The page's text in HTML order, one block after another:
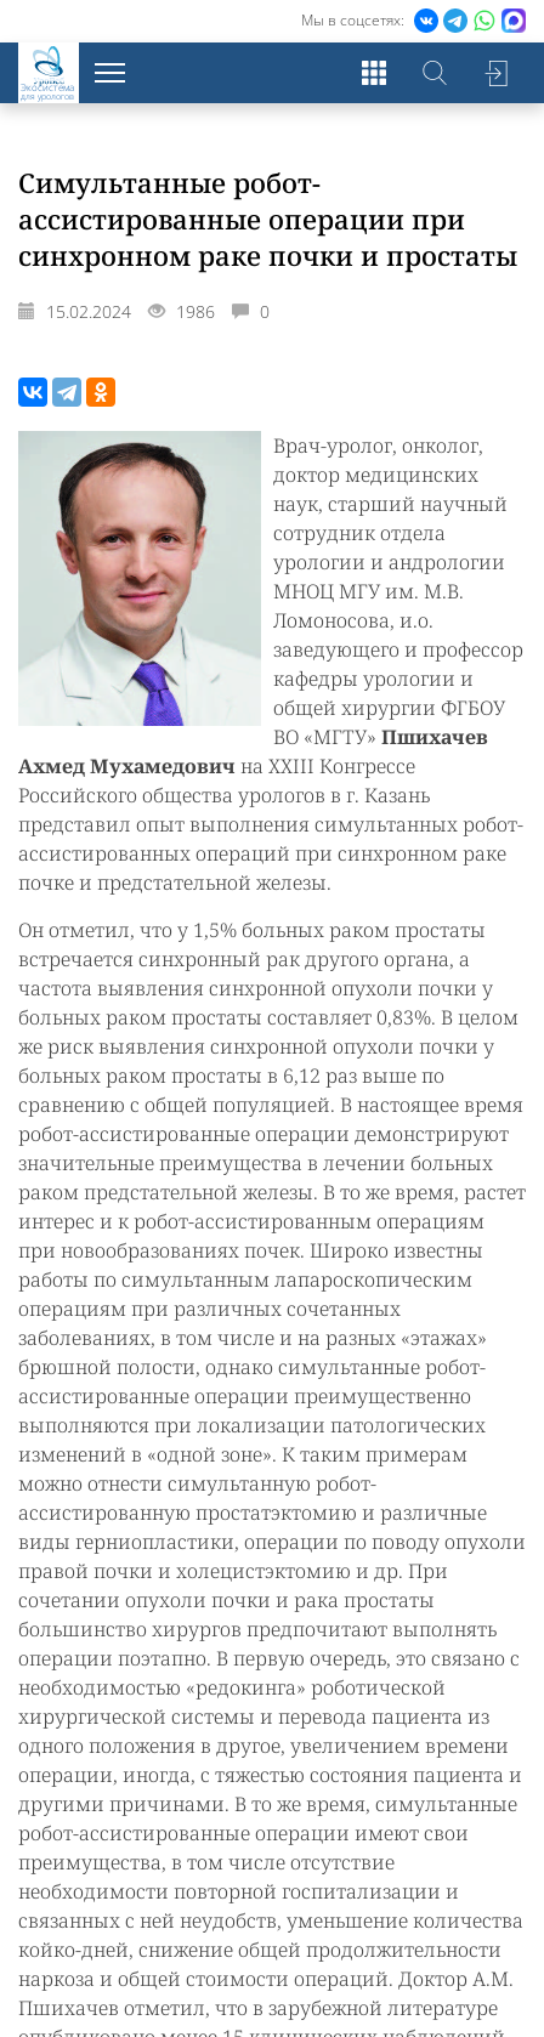
Мы в соцсетях:
Экосистема
для урологов
Симультанные робот-
ассистированные операции при
синхронном раке почки и простаты
15.02.2024 1986 0
Врач-уролог, онколог,
доктор медицинских
наук, старший научный
сотрудник отдела
урологии и андрологии
МНОЦ МГУ им. М.В.
Ломоносова, и.о.
заведующего и профессор
кафедры урологии и
общей хирургии ФГБОУ
ВО «МГТУ» Пшихачев
Ахмед Мухамедович на XXIII Конгрессе
Российского общества урологов в г. Казань
представил опыт выполнения симультанных робот-
ассистированных операций при синхронном раке
почке и предстательной железы.
Он отметил, что у 1,5% больных раком простаты
встречается синхронный рак другого органа, а
частота выявления синхронной опухоли почки у
больных раком простаты составляет 0,83%. В целом
же риск выявления синхронной опухоли почки у
больных раком простаты в 6,12 раз выше по
сравнению с общей популяцией. В настоящее время
робот-ассистированные операции демонстрируют
значительные преимущества в лечении больных
раком предстательной железы. В то же время, растет
интерес и к робот-ассистированным операциям
при новообразованиях почек. Широко известны
работы по симультанным лапароскопическим
операциям при различных сочетанных
заболеваниях, в том числе и на разных «этажах»
брюшной полости, однако симультанные робот-
ассистированные операции преимущественно
выполняются при локализации патологических
изменений в «одной зоне». К таким примерам
можно отнести симультанную робот-
ассистированную простатэктомию и различные
виды герниопластики, операции по поводу опухоли
правой почки и холецистэктомию и др. При
сочетании опухоли почки и рака простаты
большинство хирургов предпочитают выполнять
операции поэтапно. В первую очередь, это связано с
необходимостью «редокинга» роботической
хирургической системы и перевода пациента из
одного положения в другое, увеличением времени
операции, иногда, с тяжестью состояния пациента и
другими причинами. В то же время, симультанные
робот-ассистированные операции имеют свои
преимущества, в том числе отсутствие
необходимости повторной госпитализации и
связанных с ней неудобств, уменьшение количества
койко-дней, снижение общей продолжительности
наркоза и общей стоимости операций. Доктор А.М.
Пшихачев отметил, что в зарубежной литературе